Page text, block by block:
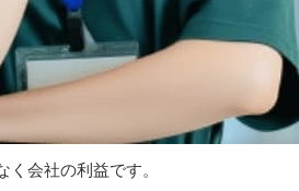
会社の利益です。